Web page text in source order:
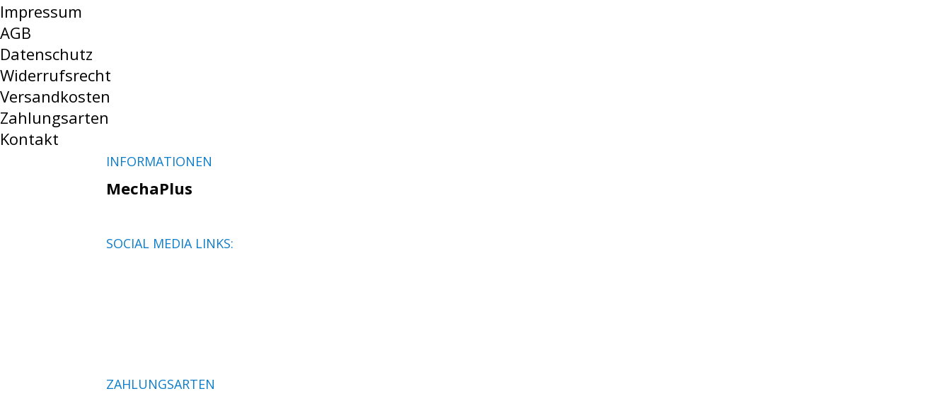
Impressum
AGB
Datenschutz
Widerrufsrecht
Versandkosten
Zahlungsarten
Kontakt
INFORMATIONEN
MechaPlus
SOCIAL MEDIA LINKS:
ZAHLUNGSARTEN